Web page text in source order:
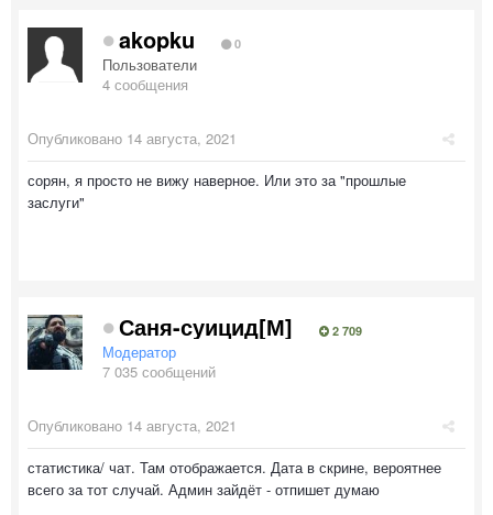
akopku 0
Пользователи
4 сообщения
Опубликовано 14 августа, 2021
сорян, я просто не вижу наверное. Или это за "прошлые
заслуги"
Саня-суицид[М] 2 709
Модератор
7 035 сообщений
Опубликовано 14 августа, 2021
статистика/ чат. Там отображается. Дата в скрине, вероятнее
всего за тот случай. Админ зайдёт - отпишет думаю